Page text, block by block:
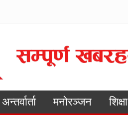
अन्तर्वार्ता मनोरञ्जन शिक्षा